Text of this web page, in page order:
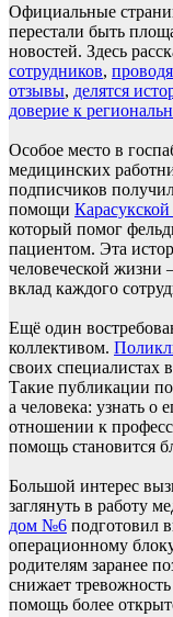
Официальные
перестали быть
новостей. Здесь
сотрудников,
отзывы, делятся
доверие к
Особое место в
медицинских
подписчиков
помощи
который помог
пациентом. Эта
человеческой жизни
вклад каждого
Ещё один
коллективом.
своих специалистах
Такие публикации
а человека: узнать о
отношении к
помощь становится
Большой интерес
заглянуть в работу
дом №6 подготовил
операционному
родителям заранее
снижает
помощь более